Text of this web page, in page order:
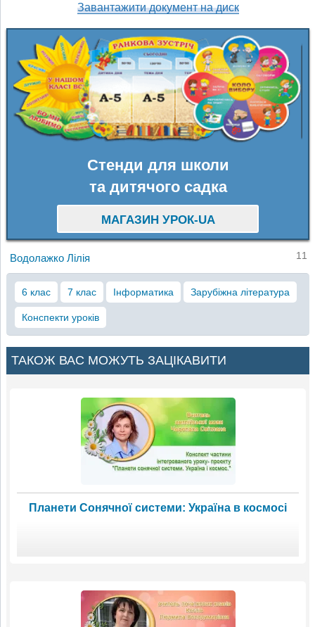
Завантажити документ на диск
Стенди для школи
та дитячого садка
МАГАЗИН УРОК-UA
Водолажко Лілія 11
6 клас 7 клас Інформатика Зарубіжна література
Конспекти уроків
ТАКОЖ ВАС МОЖУТЬ ЗАЦІКАВИТИ
Планети Сонячної системи: Україна в космосі